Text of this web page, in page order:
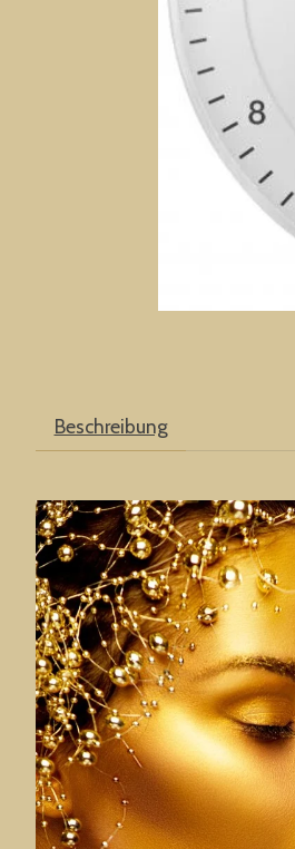
Beschreibung